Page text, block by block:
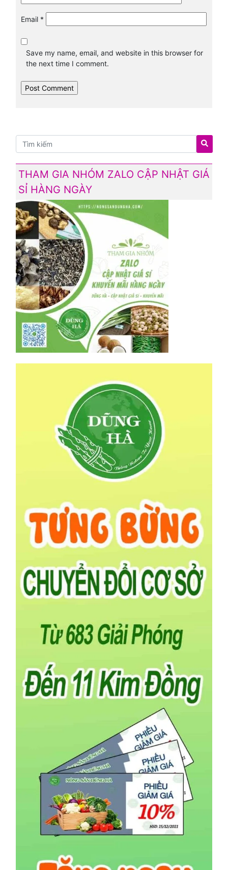
Email *
Save my name, email, and website in this browser for
the next time I comment.
THAM GIA NHÓM ZALO CẬP NHẬT GIÁ
SỈ HÀNG NGÀY